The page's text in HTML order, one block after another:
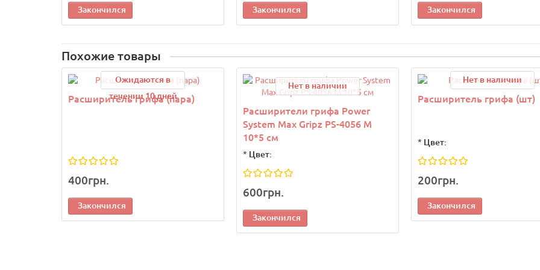
Закончился Закончился Закончился
Похожие товары
Ожидаются в
течении 10 дней
Расширитель грифа (пара)
400грн.
Закончился
Нет в наличии
Расширители грифа Power
System Max Gripz PS-4056 M
10*5 см
* Цвет:
600грн.
Закончился
Нет в наличии
Расширитель грифа (шт)
* Цвет:
200грн.
Закончился